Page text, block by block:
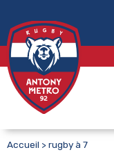
Accueil >rugby à 7